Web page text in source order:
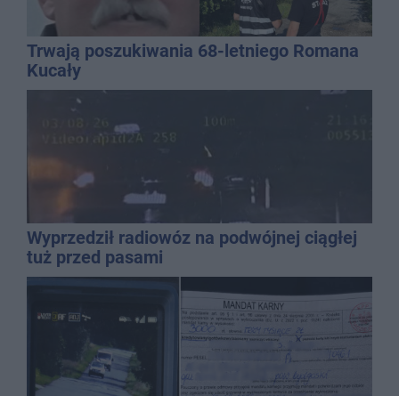
Trwają poszukiwania 68-letniego Romana
Kucały
Wyprzedził radiowóz na podwójnej ciągłej
tuż przed pasami